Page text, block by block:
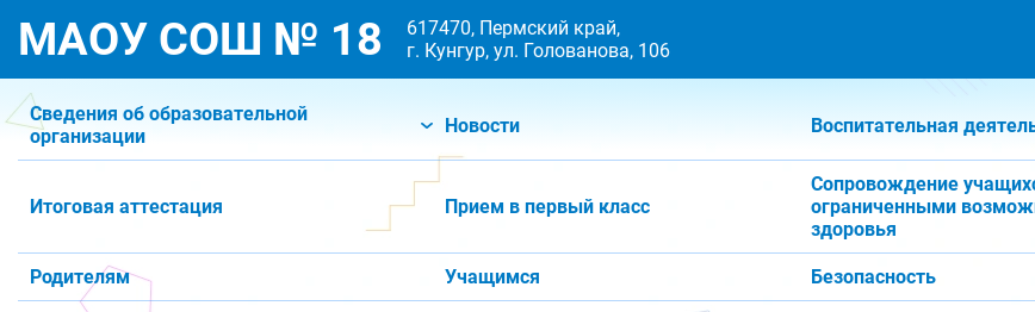
МАОУ СОШ № 18
617470, Пермский край,
г. Кунгур, ул. Голованова, 106
Сведения об образовательной
организации
Новости Воспитательная
Итоговая аттестация Прием в первый класс
Сопровождение
ограниченными
здоровья
Родителям Учащимся Безопасность